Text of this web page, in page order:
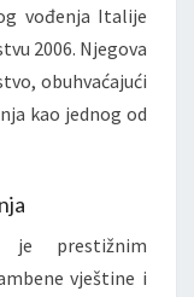
vođenja Italije
2006. Njegova
obuhvaćajući
kao jednog od
je prestižnim
vještine i